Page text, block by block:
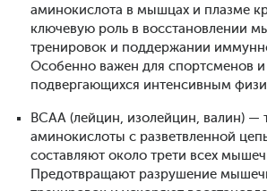
аминокислота в мышцах и плазме
ключевую роль в восстановлении
тренировок и поддержании
Особенно важен для спортсменов
подвергающихся интенсивным
BCAA (лейцин, изолейцин, валин)
аминокислоты с разветвленной
составляют около трети всех
Предотвращают разрушение